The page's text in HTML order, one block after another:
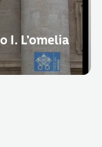
I. L’omelia